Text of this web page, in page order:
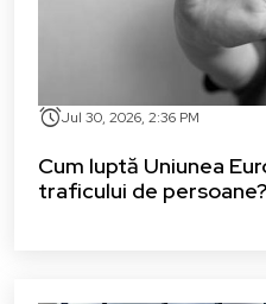
alarmJul 30, 2026, 2:36 PM
Cum luptă Uniunea
traficului de persoane?